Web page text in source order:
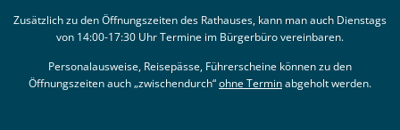
Zusätzlich zu den Öffnungszeiten des Rathauses, kann man auch Dienstags
von 14:00-17:30 Uhr Termine im Bürgerbüro vereinbaren.
Personalausweise, Reisepässe, Führerscheine können zu den
Öffnungszeiten auch „zwischendurch“ohne Terminabgeholt werden.